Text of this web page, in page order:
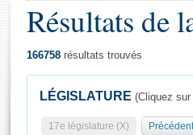
Général
Résultats de
166758 résultats trouvés
LÉGISLATURE (Cliquez
17e législature (X)